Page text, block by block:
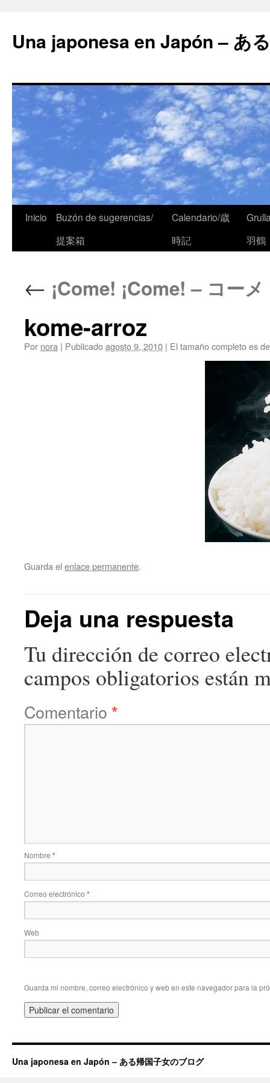
Una japonesa en Japón – あ
Inicio
Buzón de sugerencias/
提案箱
Calendario/歳
時記
羽鶴
← ¡Come! ¡Come! – コー
kome-arroz
Por nora | Publicadoagosto 9, 2010 | El tamaño completo es
Guarda el enlace permanente.
Deja una respuesta
Tu dirección de correo
campos obligatorios están
Comentario *
Nombre *
Correo electrónico *
Web
Guarda mi nombre, correo electrónico y web en este navegador para la
Una japonesa en Japón – ある帰国子女のブログ